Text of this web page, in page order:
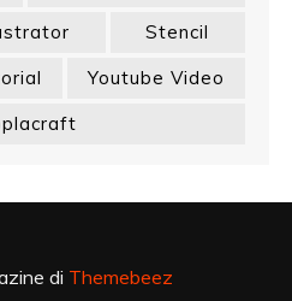
Stencil
Youtube Video
di Themebeez